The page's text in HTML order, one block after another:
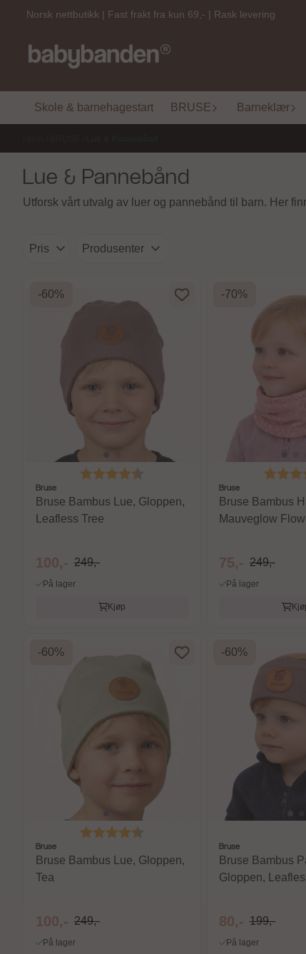
Hopp til innhold
Norsk nettbutikk | Fast frakt fra kun 69,- | Rask levering
Skole & barnehagestart BRUSE Barneklær
Lue & Pannebånd
Utforsk vårt utvalg av luer og pannebånd til barn. Her
Pris Produsenter
-60%
Karakter:
Bruse
Bruse Bambus Lue, Gloppen,
Leafless Tree
100,- 249,-
På lager
Kjøp
-70%
Bruse
Bruse Bambus
Mauveglow
75,- 249,-
På lager
-60%
Karakter:
Bruse
Bruse Bambus Lue, Gloppen,
Tea
100,- 249,-
På lager
-60%
Bruse
Bruse Bambus
Gloppen,
80,- 199,-
På lager